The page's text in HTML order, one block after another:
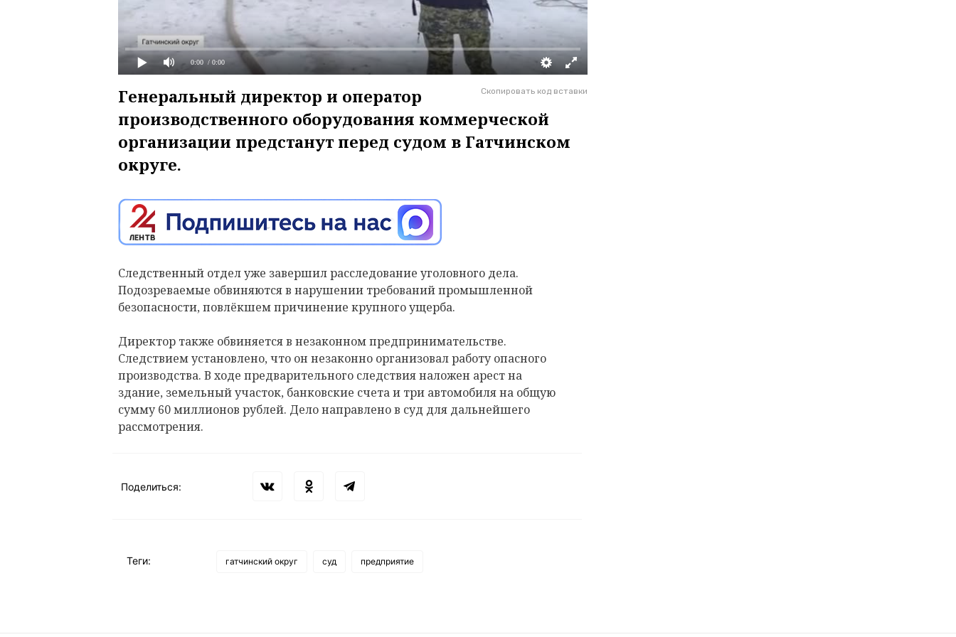
0:00 / 0:00
Скопировать код вставки
Генеральный директор и оператор
производственного оборудования коммерческой
организации предстанут перед судом в Гатчинском
округе.
Следственный отдел уже завершил расследование уголовного дела.
Подозреваемые обвиняются в нарушении требований промышленной
безопасности, повлёкшем причинение крупного ущерба.
Директор также обвиняется в незаконном предпринимательстве.
Следствием установлено, что он незаконно организовал работу опасного
производства. В ходе предварительного следствия наложен арест на
здание, земельный участок, банковские счета и три автомобиля на общую
сумму 60 миллионов рублей. Дело направлено в суд для дальнейшего
рассмотрения.
Поделиться:
Теги: гатчинский округ суд предприятие